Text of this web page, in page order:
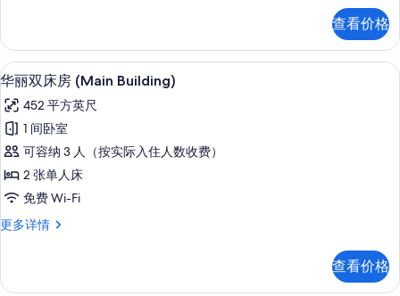
床,
无
烟
房
的
所
有
照
片
张
特
大
无
烟
房
更
多
信
息
查看价格
显
示
华
丽
双
床
(Main
1 多间卧室、高档床上用品、羽绒被、
8
华丽双床房 (Main Building)
452 平方英尺
1 间卧室
可容纳 3 人（按实际入住人数收费）
2 张单人床
免费 Wi-Fi
更多详情
华
房
查看价格